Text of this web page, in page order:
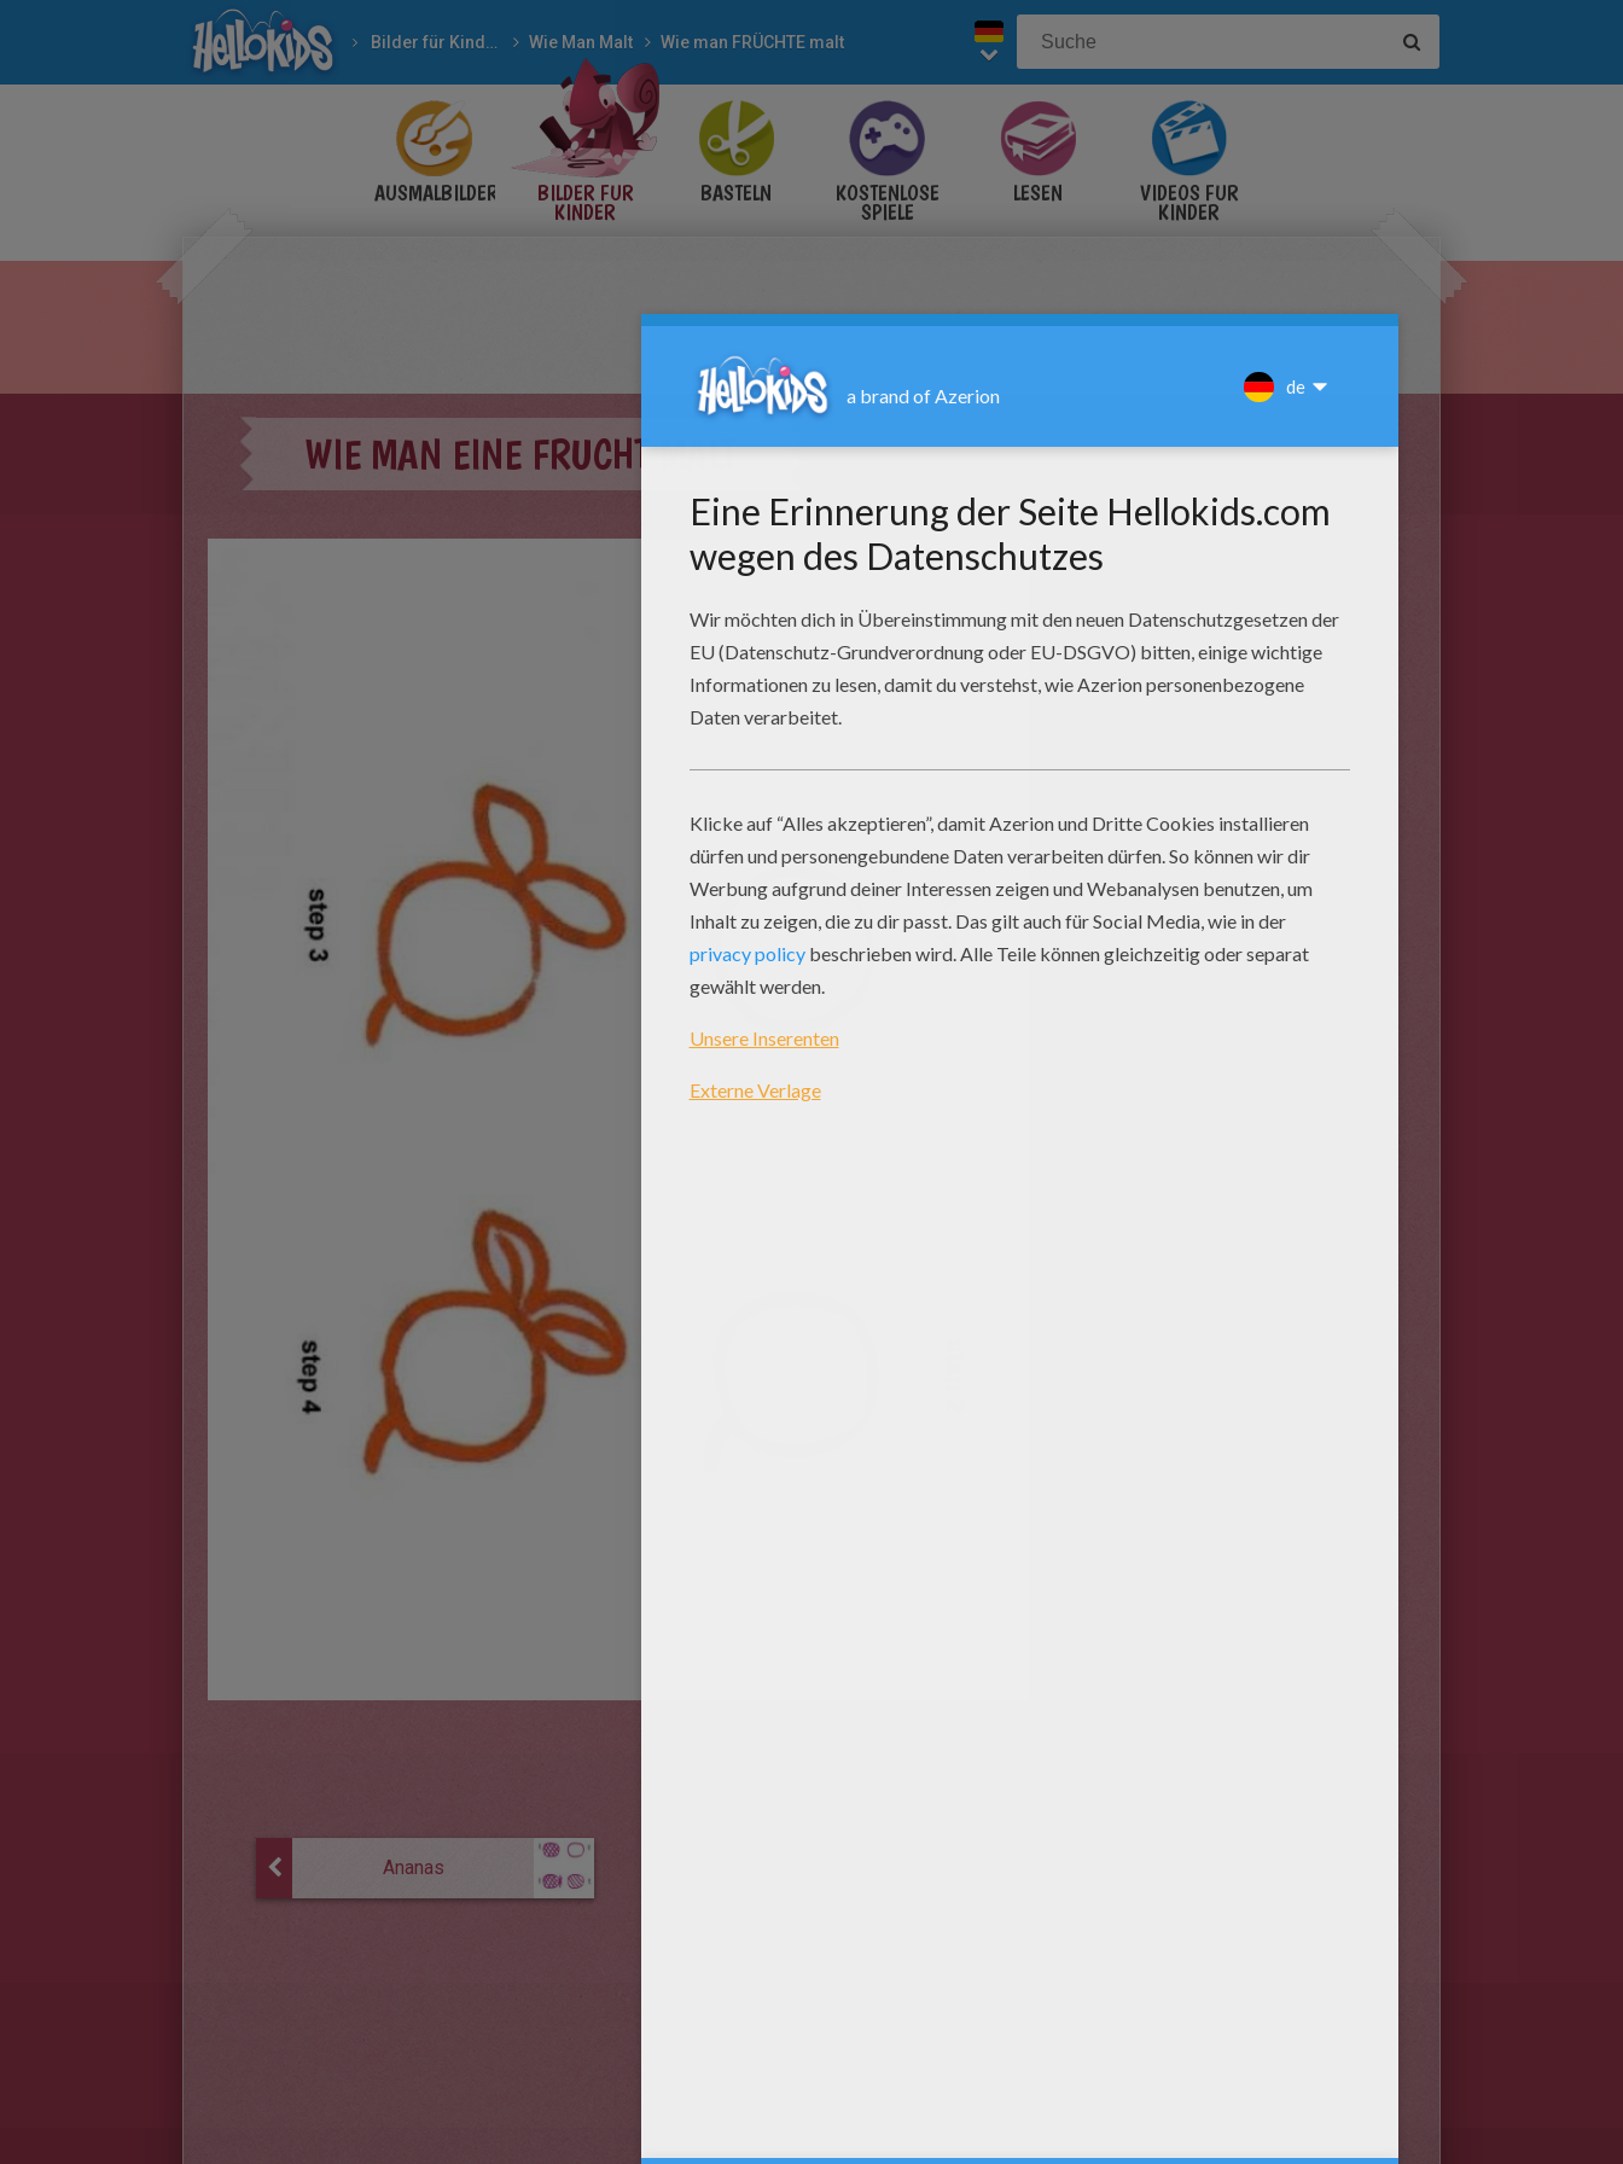
Bilder für Kinder Wie Man Malt Wie man FRÜCHTE malt
AUSMALBILDER BILDER FÜR
KINDER
BASTELN KOSTENLOSE
SPIELE
LESEN VIDEOS FÜR
KINDER
WIE MAN EINE FRUCHT MALT
Ananas